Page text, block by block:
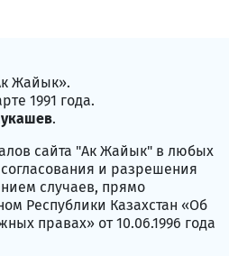
Жайык».
1991 года.
.
сайта "Ак Жайык" в любых
и разрешения
случаев, прямо
Республики Казахстан «Об
правах» от 10.06.1996 года